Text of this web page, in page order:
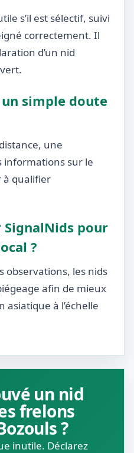
s’il est sélectif, suivi
correctement. Il
d’un nid
simple doute
une
informations sur le
à qualifier
pour
?
observations, les nids
afin de mieux
asiatique à l’échelle
un nid
frelons
?
inutile. Déclarez